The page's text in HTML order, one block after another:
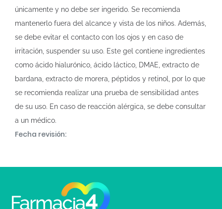
únicamente y no debe ser ingerido. Se recomienda
mantenerlo fuera del alcance y vista de los niños. Además,
se debe evitar el contacto con los ojos y en caso de
irritación, suspender su uso. Este gel contiene ingredientes
como ácido hialurónico, ácido láctico, DMAE, extracto de
bardana, extracto de morera, péptidos y retinol, por lo que
se recomienda realizar una prueba de sensibilidad antes
de su uso. En caso de reacción alérgica, se debe consultar
a un médico.
Fecha revisión: